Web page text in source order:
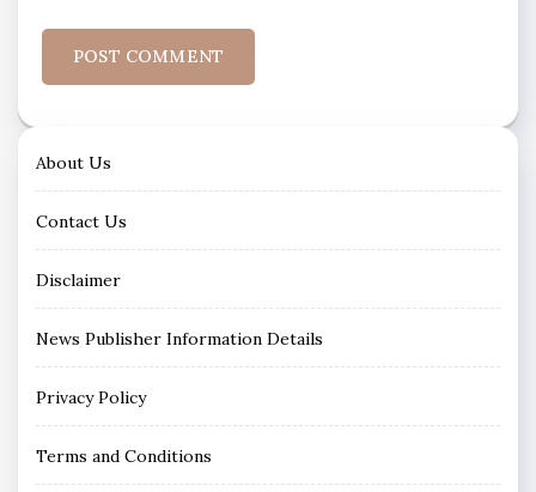
About Us
Contact Us
Disclaimer
News Publisher Information Details
Privacy Policy
Terms and Conditions